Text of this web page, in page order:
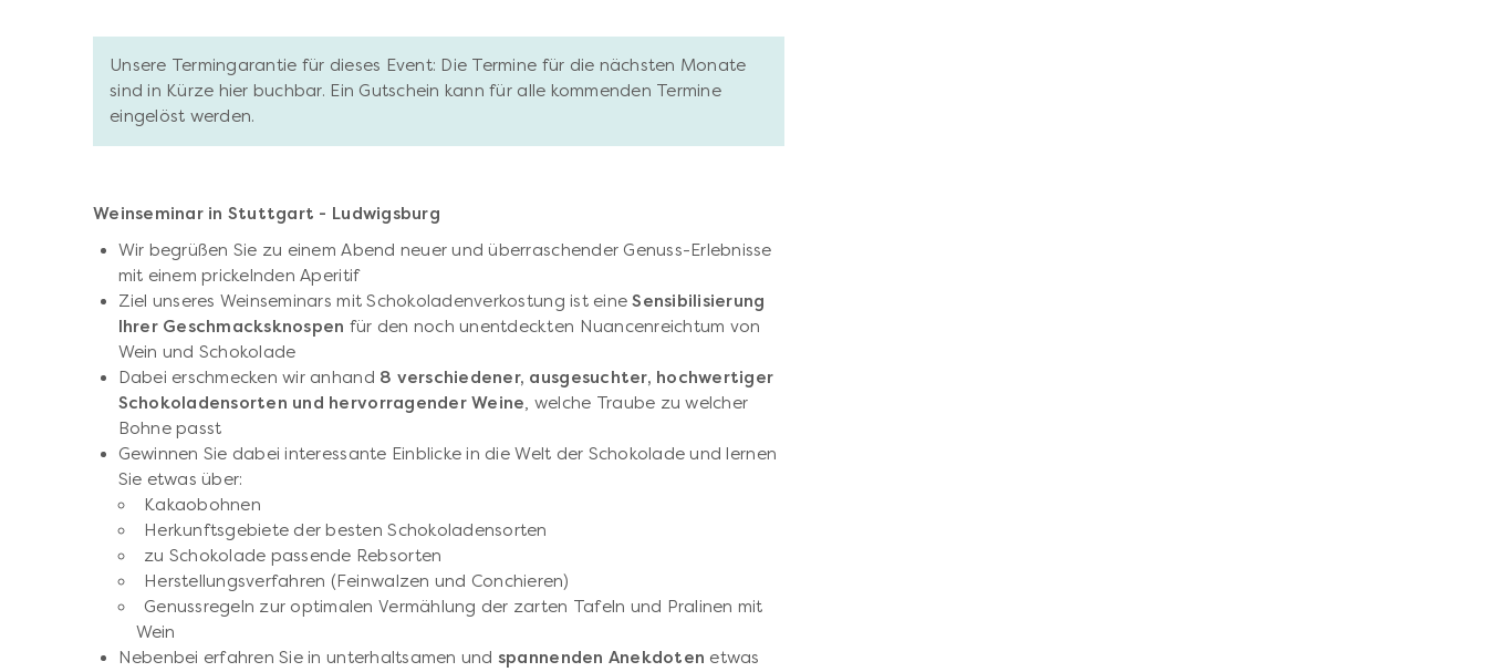
Unsere Termingarantie für dieses Event: Die Termine für die nächsten Monate
sind in Kürze hier buchbar. Ein Gutschein kann für alle kommenden Termine
eingelöst werden.
Weinseminar in Stuttgart - Ludwigsburg
Wir begrüßen Sie zu einem Abend neuer und überraschender Genuss-Erlebnisse
mit einem prickelnden Aperitif
Ziel unseres Weinseminars mit Schokoladenverkostung ist eine Sensibilisierung
Ihrer Geschmacksknospen für den noch unentdeckten Nuancenreichtum von
Wein und Schokolade
Dabei erschmecken wir anhand 8 verschiedener, ausgesuchter, hochwertiger
Schokoladensorten und hervorragender Weine, welche Traube zu welcher
Bohne passt
Gewinnen Sie dabei interessante Einblicke in die Welt der Schokolade und lernen
Sie etwas über:
Kakaobohnen
Herkunftsgebiete der besten Schokoladensorten
zu Schokolade passende Rebsorten
Herstellungsverfahren (Feinwalzen und Conchieren)
Genussregeln zur optimalen Vermählung der zarten Tafeln und Pralinen mit
Wein
Nebenbei erfahren Sie in unterhaltsamen und spannenden Anekdoten etwas